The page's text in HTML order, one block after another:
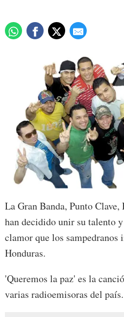
La Gran Banda, Punto
han decidido unir su talento
clamor que los sampedranos
Honduras.
'Queremos la paz' es la
varias radioemisoras del país.